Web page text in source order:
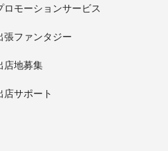
ロモーションサービス
張ファンタジー
店地募集
店サポート